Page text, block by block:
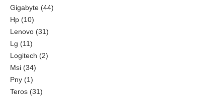
Gigabyte (44)
Hp (10)
Lenovo (31)
Lg (11)
Logitech (2)
Msi (34)
Pny (1)
Teros (31)